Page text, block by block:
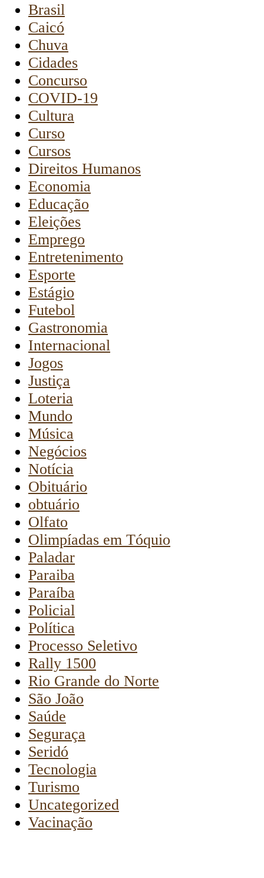
Brasil
Caicó
Chuva
Cidades
Concurso
COVID-19
Cultura
Curso
Cursos
Direitos Humanos
Economia
Educação
Eleições
Emprego
Entretenimento
Esporte
Estágio
Futebol
Gastronomia
Internacional
Jogos
Justiça
Loteria
Mundo
Música
Negócios
Notícia
Obituário
obtuário
Olfato
Olimpíadas em Tóquio
Paladar
Paraiba
Paraíba
Policial
Política
Processo Seletivo
Rally 1500
Rio Grande do Norte
São João
Saúde
Seguraça
Seridó
Tecnologia
Turismo
Uncategorized
Vacinação